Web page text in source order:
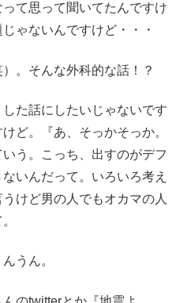
て思って聞いてたんですけ
ゃないんですけど・・・
。そんな外科的な話！？
した話にしたいじゃないです
ど。『あ、そっかそっか。
う。こっち、出すのがデフ
いんだって。いろいろ考え
けど男の人でもオカマの人
うん。